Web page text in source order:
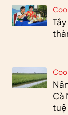
Cà
tuệ